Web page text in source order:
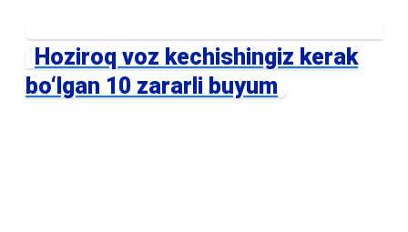
Hoziroq voz kechishingiz kerak
bo‘lgan 10 zararli buyum